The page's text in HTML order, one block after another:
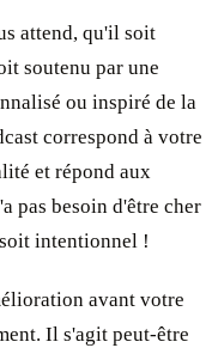
attend, qu'il soit
soutenu par une
ou inspiré de la
correspond à votre
et répond aux
pas besoin d'être cher
intentionnel !
avant votre
Il s'agit peut-être